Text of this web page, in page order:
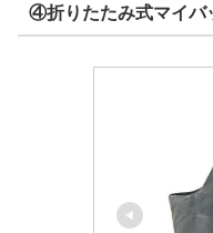
④折りたたみ式マイバ